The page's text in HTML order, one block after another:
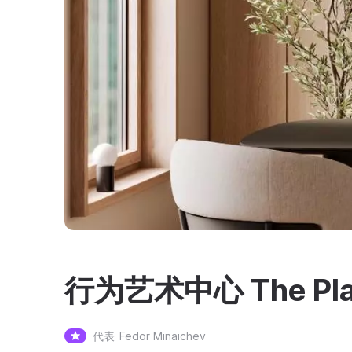
行为艺术中心 The
代表 Fedor Minaichev